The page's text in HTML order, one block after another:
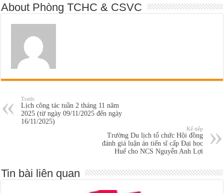
About Phòng TCHC & CSVC
Trước
Lịch công tác tuần 2 tháng 11 năm
2025 (từ ngày 09/11/2025 đến ngày
16/11/2025)
Kế tiếp
Trường Du lịch tổ chức Hội đồng
đánh giá luận án tiến sĩ cấp Đại học
Huế cho NCS Nguyễn Anh Lợi
Tin bài liên quan